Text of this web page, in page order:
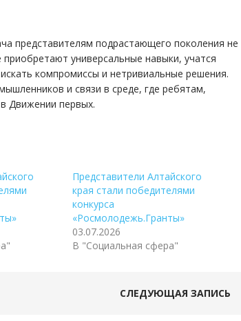
представителям подрастающего поколения не
универсальные навыки, учатся
компромиссы и нетривиальные решения.
и связи в среде, где ребятам,
Движении первых.
Представители Алтайского
края стали победителями
конкурса
«Росмолодежь.Гранты»
03.07.2026
В "Социальная сфера"
СЛЕДУЮЩАЯ ЗАПИСЬ